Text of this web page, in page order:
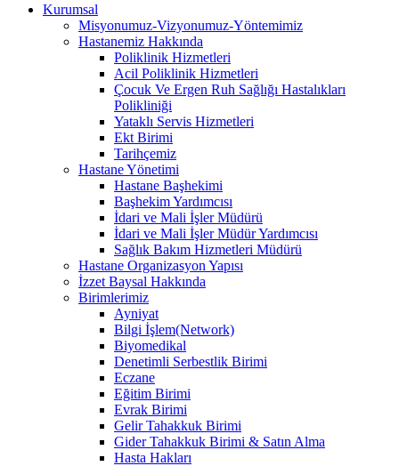
Kurumsal
Misyonumuz-Vizyonumuz-Yöntemimiz
Hastanemiz Hakkında
Poliklinik Hizmetleri
Acil Poliklinik Hizmetleri
Çocuk Ve Ergen Ruh Sağlığı Hastalıkları
Polikliniği
Yataklı Servis Hizmetleri
Ekt Birimi
Tarihçemiz
Hastane Yönetimi
Hastane Başhekimi
Başhekim Yardımcısı
İdari ve Mali İşler Müdürü
İdari ve Mali İşler Müdür Yardımcısı
Sağlık Bakım Hizmetleri Müdürü
Hastane Organizasyon Yapısı
İzzet Baysal Hakkında
Birimlerimiz
Ayniyat
Bilgi İşlem(Network)
Biyomedikal
Denetimli Serbestlik Birimi
Eczane
Eğitim Birimi
Evrak Birimi
Gelir Tahakkuk Birimi
Gider Tahakkuk Birimi & Satın Alma
Hasta Hakları